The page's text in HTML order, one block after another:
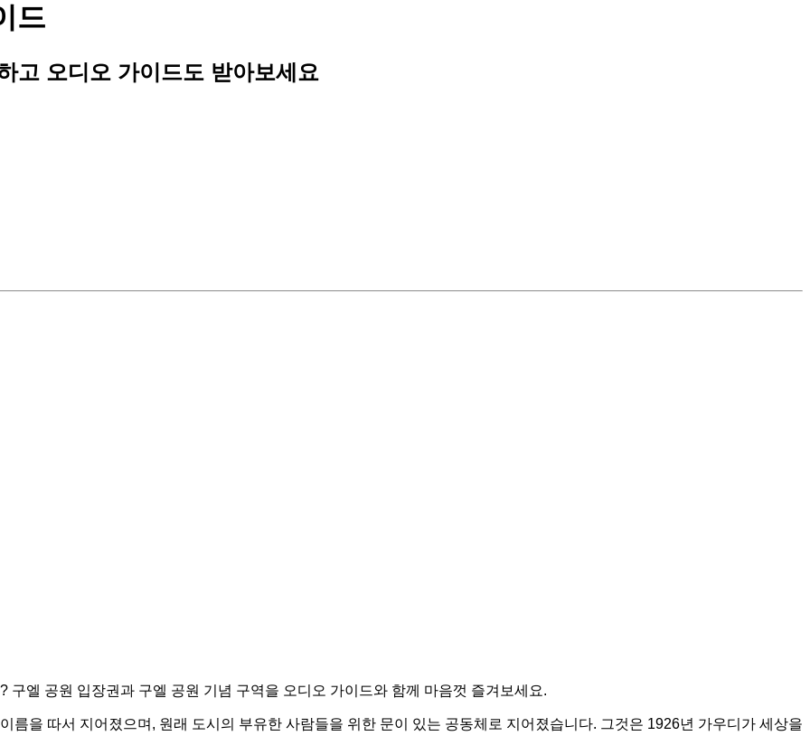
드
고 오디오 가이드도 받아보세요
엘 공원 입장권과 구엘 공원 기념 구역을 오디오 가이드와 함께 마음껏 즐겨보세요.
름을 따서 지어졌으며, 원래 도시의 부유한 사람들을 위한 문이 있는 공동체로 지어졌습니다. 그것은 1926년 가우디가 세상을